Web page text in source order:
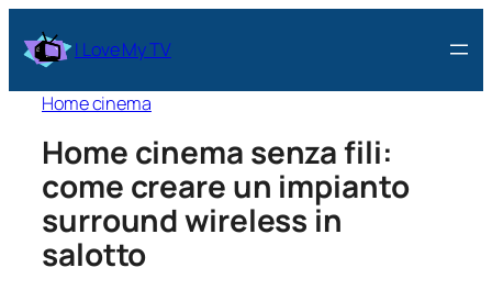
I Love My TV
Home cinema
Home cinema senza fili:
come creare un impianto
surround wireless in
salotto